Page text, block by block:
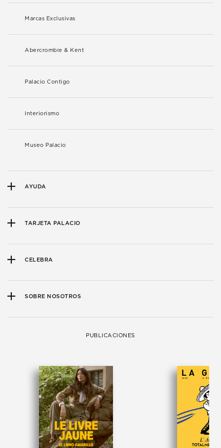
Marcas Exclusivas
Abercrombie & Kent
Palacio Contigo
Interiorismo
Museo Palacio
AYUDA
TARJETA PALACIO
CELEBRA
SOBRE NOSOTROS
PUBLICACIONES